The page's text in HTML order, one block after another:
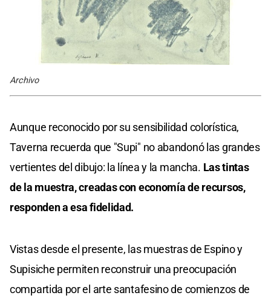
Archivo
Aunque reconocido por su sensibilidad colorística,
Taverna recuerda que "Supi" no abandonó las grandes
vertientes del dibujo: la línea y la mancha. Las tintas
de la muestra, creadas con economía de recursos,
responden a esa fidelidad.
Vistas desde el presente, las muestras de Espino y
Supisiche permiten reconstruir una preocupación
compartida por el arte santafesino de comienzos de